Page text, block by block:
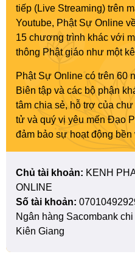
tiếp (Live Streaming) trên
Youtube, Phật Sự Online
15 chương trình khác với
thông Phật giáo như một
Phật Sự Online có trên 60
Biên tập và các bộ phận
tâm chia sẻ, hỗ trợ của
tử và quý vị yêu mến Đạo
đảm bảo sự hoạt động
Chủ tài khoản: KENH
ONLINE
Số tài khoản:
Ngân hàng Sacombank
Kiên Giang